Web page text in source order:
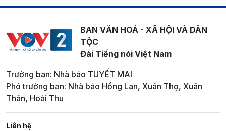
BAN VĂN HOÁ - XÃ HỘI VÀ DÂN
TỘC
Đài Tiếng nói Việt Nam
Trưởng ban: Nhà báo TUYẾT MAI
Phó trưởng ban: Nhà báo Hồng Lan, Xuân Thọ, Xuân
Thân, Hoài Thu
Liên hệ